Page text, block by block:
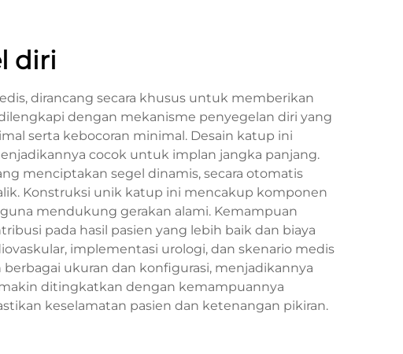
diri
dirancang secara khusus untuk memberikan
dengan mekanisme penyegelan diri yang
serta kebocoran minimal. Desain katup ini
cocok untuk implan jangka panjang.
menciptakan segel dinamis, secara otomatis
Konstruksi unik katup ini mencakup komponen
mendukung gerakan alami. Kemampuan
pada hasil pasien yang lebih baik dan biaya
implementasi urologi, dan skenario medis
ukuran dan konfigurasi, menjadikannya
ditingkatkan dengan kemampuannya
keselamatan pasien dan ketenangan pikiran.